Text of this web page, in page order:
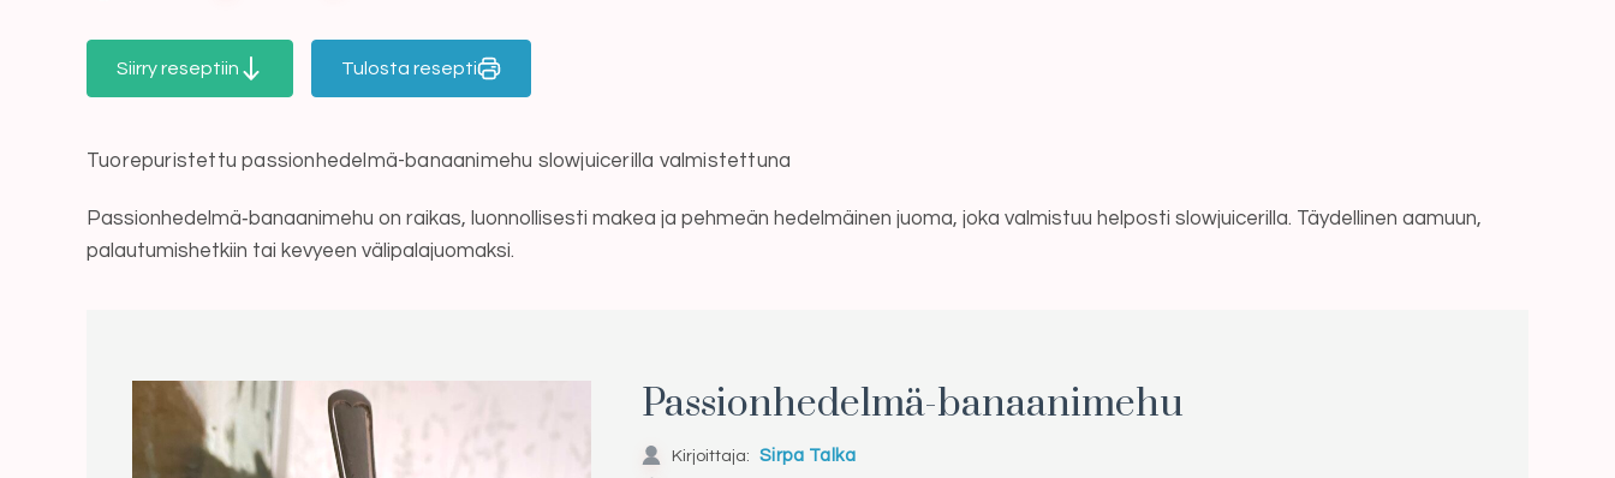
Siirry reseptiin Tulosta resepti
Tuorepuristettu passionhedelmä-banaanimehu slowjuicerilla valmistettuna
Passionhedelmä‑banaanimehu on raikas, luonnollisesti makea ja pehmeän hedelmäinen juoma, joka valmistuu helposti slowjuicerilla. Täydellinen aamuun,
palautumishetkiin tai kevyeen välipalajuomaksi.
Passionhedelmä-banaanimehu
Kirjoittaja: Sirpa Talka